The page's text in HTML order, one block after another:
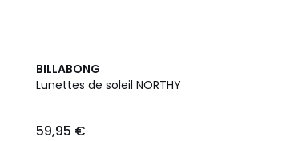
BILLABONG
Lunettes de soleil NORTHY
59,95 €
3
Couleurs